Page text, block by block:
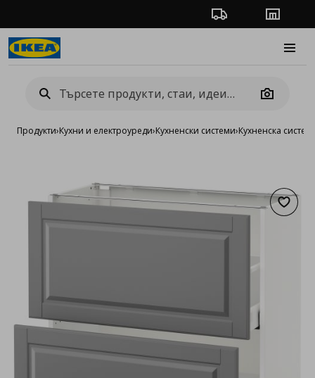
Проследяване на
Camera
Продукти›Кухни и електроуреди›Кухненски системи›Кухненска